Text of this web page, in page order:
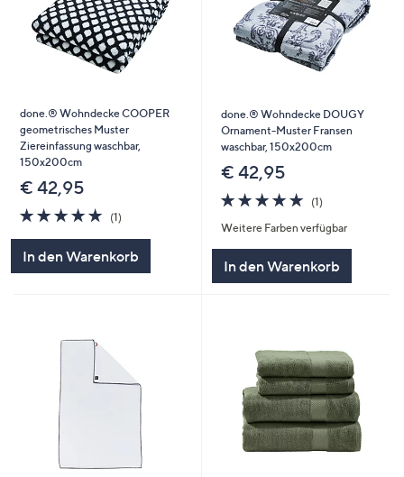
done.® Wohndecke COOPER
geometrisches Muster
Ziereinfassung waschbar,
150x200cm
€ 42,95
5.0
von
(1)1
In den Warenkorb
done.® Wohndecke DOUGY
Ornament-Muster Fransen
waschbar, 150x200cm
€ 42,95
5.0
von
5
(1)1
Weitere Farben verfügbar
In den Warenkorb